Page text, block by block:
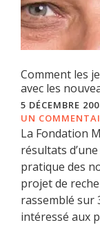
Comment les
avec les
5 DÉCEMBRE
UN
La Fondation
résultats
pratique des
projet de
rassemblé sur
intéressé aux